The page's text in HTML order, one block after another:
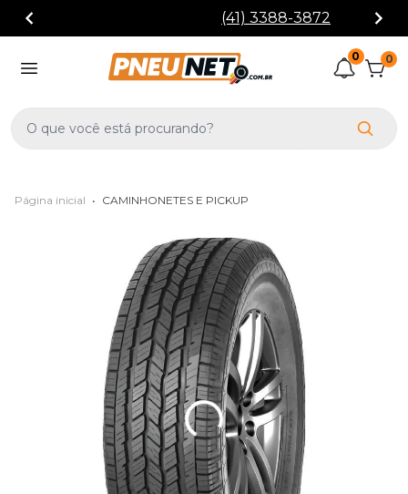
(41) 3388-3872
0 0
Página inicial • CAMINHONETES E PICKUP